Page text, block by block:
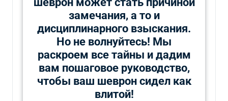
замечания, а то и
дисциплинарного взыскания.
Но не волнуйтесь! Мы
раскроем все тайны и дадим
вам пошаговое руководство,
чтобы ваш шеврон сидел как
влитой!